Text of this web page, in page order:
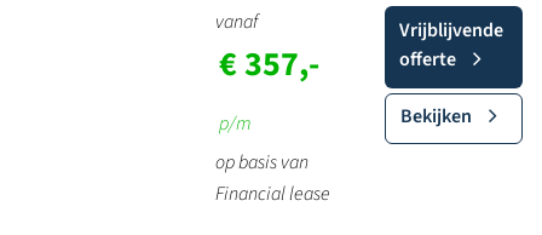
vanaf
€ 357,-
p/m
op basis van
Financial lease
Vrijblijvende
offerte
Bekijken